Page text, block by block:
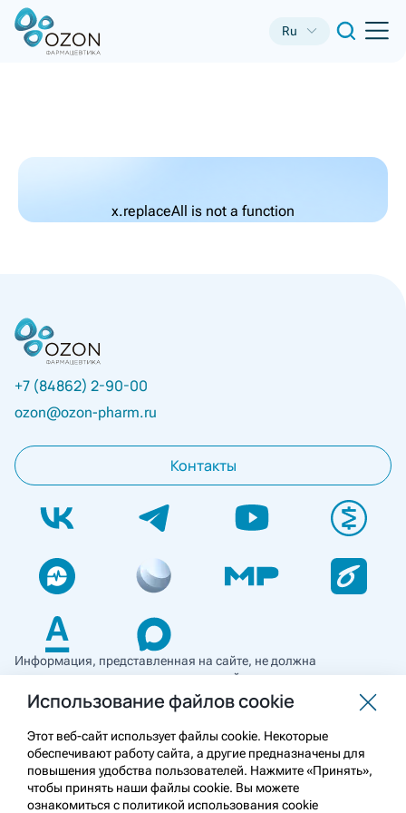
Ru
x.replaceAll is not a function
+7 (84862) 2-90-00
ozon@ozon-pharm.ru
Контакты
Информация, представленная на сайте, не должна
использоваться для самостоятельной диагностики и лечения
и не может служить заменой очной консультации врача. Перед
применением необходимо ознакомиться
с противопоказаниями препарата. Информация
о лекарственных средствах рецептурного отпуска
предназначена для медицинских и фармацевтических
работников.
Использование файлов cookie
Этот веб-сайт использует файлы cookie. Некоторые
обеспечивают работу сайта, а другие предназначены для
повышения удобства пользователей. Нажмите «Принять»,
чтобы принять наши файлы cookie. Вы можете
ознакомиться с политикой использования cookie